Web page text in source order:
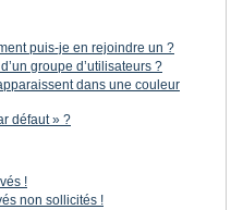
puis-je en rejoindre un ?
groupe d’utilisateurs ?
dans une couleur
défaut » ?
!
non sollicités !